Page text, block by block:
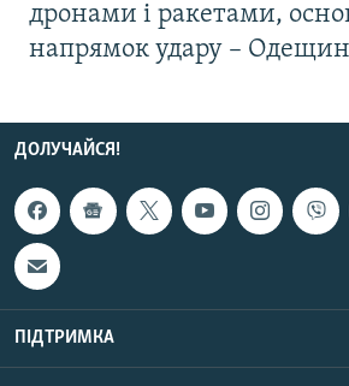
дронами і ракетами,
напрямок удару –
ДОЛУЧАЙСЯ!
ПІДТРИМКА